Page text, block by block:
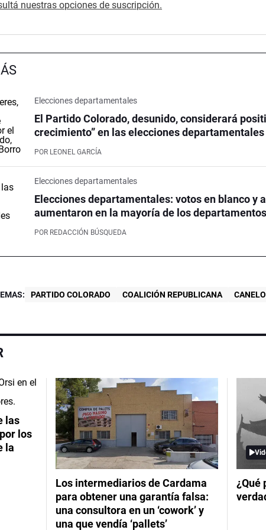
nuestras opciones de suscripción.
Elecciones departamentales
El Partido Colorado, desunido, considerará
crecimiento” en las elecciones departamentales
POR LEONEL GARCÍA
Elecciones departamentales
Elecciones departamentales: votos en blanco y
aumentaron en la mayoría de los departamentos
POR REDACCIÓN BÚSQUEDA
PARTIDO COLORADO COALICIÓN REPUBLICANA
las
los
la
Los intermediarios de Cardama
para obtener una garantía falsa:
una consultora en un ‘cowork’ y
una que vendía ‘pallets’
¿Qué